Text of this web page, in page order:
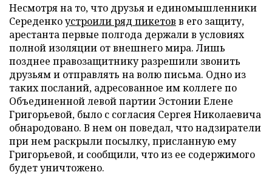
Несмотря на то, что друзья и единомышленники
Середенкоустроили ряд пикетов в его защиту,
арестанта первые полгода держали в условиях
полной изоляции от внешнего мира. Лишь
позднее правозащитнику разрешили звонить
друзьям и отправлять на волю письма. Одно из
таких посланий, адресованное им коллеге по
Объединенной левой партии Эстонии Елене
Григорьевой, было с согласия Сергея Николаевича
обнародовано. В нем он поведал, что надзиратели
при нем раскрыли посылку, присланную ему
Григорьевой, и сообщили, что из ее содержимого
будет уничтожено.